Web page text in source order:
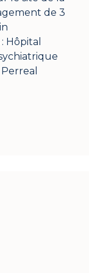
de 3
Hôpital